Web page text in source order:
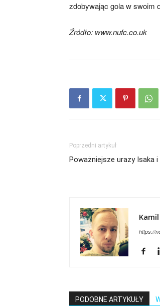
zdobywając gola w swoim
Źródło: www.nufc.co.uk
Poprzedni artykuł
Poważniejsze urazy Isaka i
https://
PODOBNE ARTYKUŁY